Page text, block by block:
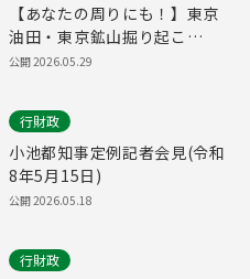
【あなたの周りにも！】東京
油田・東京鉱山掘り起こ
す！？
公開 2026.05.29
行財政
小池都知事定例記者会見(令和
8年5月15日)
公開 2026.05.18
行財政